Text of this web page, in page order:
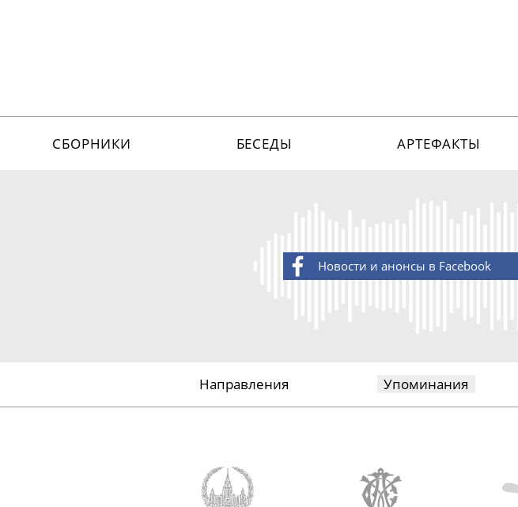
СБОРНИКИ БЕСЕДЫ АРТЕФАКТЫ
Новости и анонсы в Facebook
Направления Упоминания